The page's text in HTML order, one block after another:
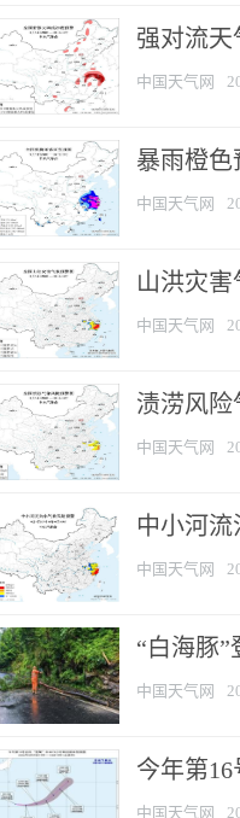
强对流天
中国天气网
暴雨橙色
中国天气网
山洪灾
中国天气网
渍涝风险
中国天气网
中小河
中国天气网
“白海豚
中国天气网
今年第
中国天气网